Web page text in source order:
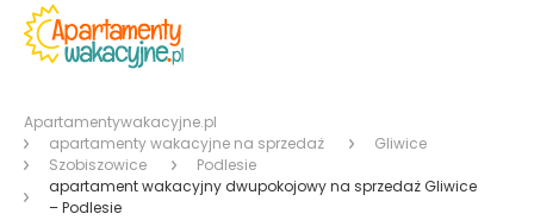
Apartamentywakacyjne.pl
apartamenty wakacyjne na sprzedaż
Gliwice
Szobiszowice
Podlesie
apartament wakacyjny dwupokojowy na sprzedaż Gliwice
– Podlesie